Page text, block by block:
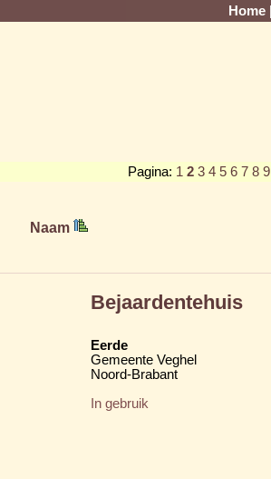
Home
Pagina: 1 2 3 4 5 6 7 8 9
Naam
Bejaardentehuis
Eerde
Gemeente Veghel
Noord-Brabant
In gebruik